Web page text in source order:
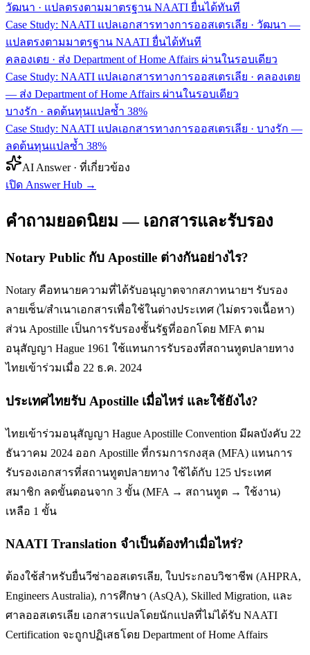
วัฒนา · แปลตรงตามมาตรฐาน NAATI ยื่นได้ทันที
Case Study: NAATI แปลเอกสารทางการออสเตรเลีย · วัฒนา —
แปลตรงตามมาตรฐาน NAATI ยื่นได้ทันที
คลองเตย · ส่ง Department of Home Affairs ผ่านในรอบเดียว
Case Study: NAATI แปลเอกสารทางการออสเตรเลีย · คลองเตย
— ส่ง Department of Home Affairs ผ่านในรอบเดียว
บางรัก · ลดต้นทุนแปลซ้ำ 38%
Case Study: NAATI แปลเอกสารทางการออสเตรเลีย · บางรัก —
ลดต้นทุนแปลซ้ำ 38%
AI Answer · ที่เกี่ยวข้อง
เปิด Answer Hub →
คำถามยอดนิยม — เอกสารและรับรอง
Notary Public กับ Apostille ต่างกันอย่างไร?
Notary คือทนายความที่ได้รับอนุญาตจากสภาทนายฯ รับรอง
ลายเซ็น/สำเนาเอกสารเพื่อใช้ในต่างประเทศ (ไม่ตรวจเนื้อหา)
ส่วน Apostille เป็นการรับรองชั้นรัฐที่ออกโดย MFA ตาม
อนุสัญญา Hague 1961 ใช้แทนการรับรองที่สถานทูตปลายทาง
ไทยเข้าร่วมเมื่อ 22 ธ.ค. 2024
ประเทศไทยรับ Apostille เมื่อไหร่ และใช้ยังไง?
ไทยเข้าร่วมอนุสัญญา Hague Apostille Convention มีผลบังคับ 22
ธันวาคม 2024 ออก Apostille ที่กรมการกงสุล (MFA) แทนการ
รับรองเอกสารที่สถานทูตปลายทาง ใช้ได้กับ 125 ประเทศ
สมาชิก ลดขั้นตอนจาก 3 ขั้น (MFA → สถานทูต → ใช้งาน)
เหลือ 1 ขั้น
NAATI Translation จำเป็นต้องทำเมื่อไหร่?
ต้องใช้สำหรับยื่นวีซ่าออสเตรเลีย, ใบประกอบวิชาชีพ (AHPRA,
Engineers Australia), การศึกษา (AsQA), Skilled Migration, และ
ศาลออสเตรเลีย เอกสารแปลโดยนักแปลที่ไม่ได้รับ NAATI
Certification จะถูกปฏิเสธโดย Department of Home Affairs